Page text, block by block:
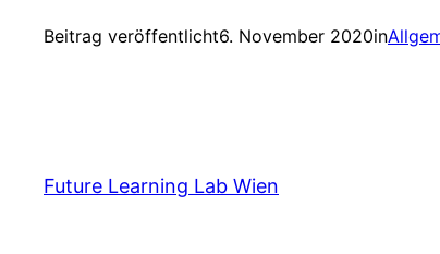
Beitrag veröffentlicht6. November 2020in
Future Learning Lab Wien